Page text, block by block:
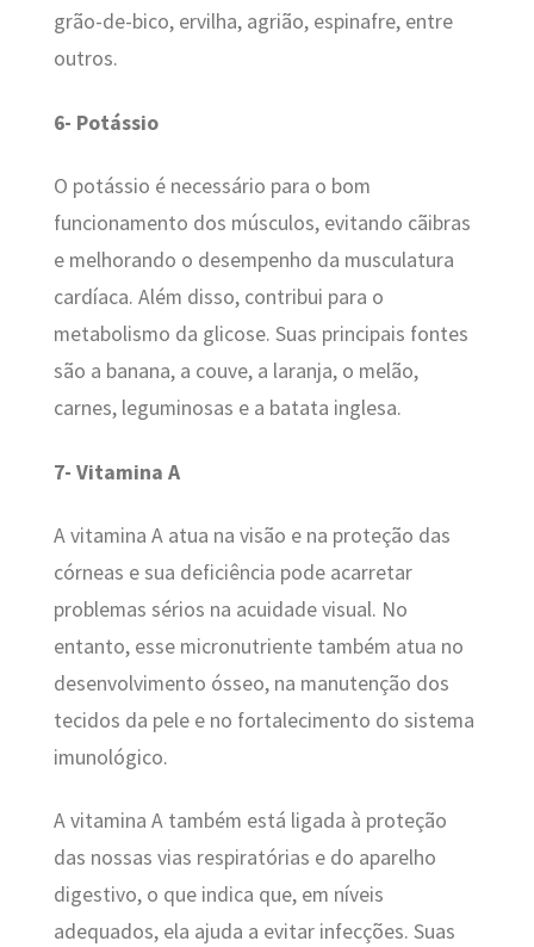
grão-de-bico, ervilha, agrião, espinafre, entre
outros.
6- Potássio
O potássio é necessário para o bom
funcionamento dos músculos, evitando cãibras
e melhorando o desempenho da musculatura
cardíaca. Além disso, contribui para o
metabolismo da glicose. Suas principais fontes
são a banana, a couve, a laranja, o melão,
carnes, leguminosas e a batata inglesa.
7- Vitamina A
A vitamina A atua na visão e na proteção das
córneas e sua deficiência pode acarretar
problemas sérios na acuidade visual. No
entanto, esse micronutriente também atua no
desenvolvimento ósseo, na manutenção dos
tecidos da pele e no fortalecimento do sistema
imunológico.
A vitamina A também está ligada à proteção
das nossas vias respiratórias e do aparelho
digestivo, o que indica que, em níveis
adequados, ela ajuda a evitar infecções. Suas